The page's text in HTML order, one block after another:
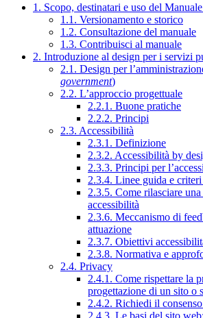
1. Scopo, destinatari e uso del
1.1. Versionamento e storico
1.2. Consultazione del manuale
1.3. Contribuisci al manuale
2. Introduzione al design per i servizi
2.1. Design per
government)
2.2. L’approccio progettuale
2.2.1. Buone pratiche
2.2.2. Principi
2.3. Accessibilità
2.3.1. Definizione
2.3.2. Accessibilità by
2.3.3. Principi per
2.3.4. Linee guida e criteri
2.3.5. Come rilasciare
accessibilità
2.3.6. Meccanismo di
attuazione
2.3.7. Obiettivi
2.3.8. Normativa e
2.4. Privacy
2.4.1. Come rispettare la
progettazione di un sito o
2.4.2. Richiedi il
2.4.3. Le basi del sito